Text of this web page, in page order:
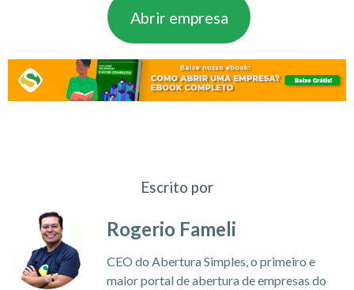
Abrir empresa
Escrito por
Rogerio Fameli
CEO do Abertura Simples, o primeiro e
maior portal de abertura de empresas do